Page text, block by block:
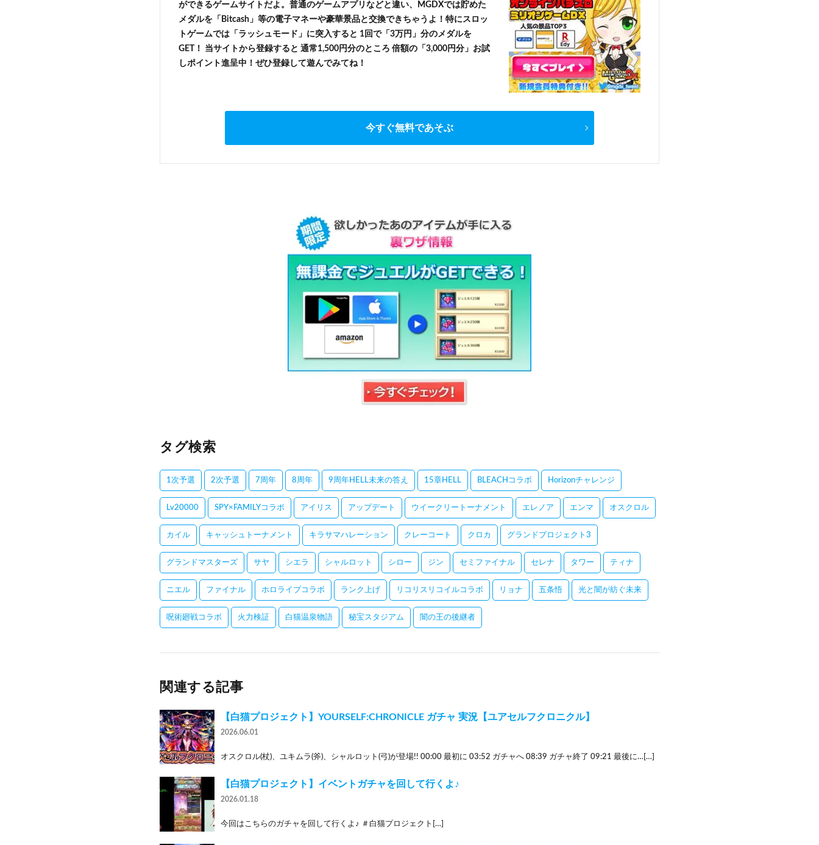
ができるゲームサイトだよ。普通のゲームアプリなどと違い、MGDXでは貯めた
メダルを「Bitcash」等の電子マネーや豪華景品と交換できちゃうよ！特にスロッ
トゲームでは「ラッシュモード」に突入すると 1回で「3万円」分のメダルを
GET！ 当サイトから登録すると 通常1,500円分のところ 倍額の「3,000円分」お試
しポイント進呈中！ぜひ登録して遊んでみてね！
今すぐ無料であそぶ
タグ検索
1次予選 2次予選 7周年 8周年 9周年HELL未来の答え 15章HELL BLEACHコラボ Horizonチャレンジ
Lv20000 SPY×FAMILYコラボ アイリス アップデート ウイークリートーナメント エレノア エンマ オスクロル
カイル キャッシュトーナメント キラサマハレーション クレーコート クロカ グランドプロジェクト3
グランドマスターズ サヤ シエラ シャルロット シロー ジン セミファイナル セレナ タワー ティナ
ニエル ファイナル ホロライブコラボ ランク上げ リコリスリコイルコラボ リョナ 五条悟 光と闇が紡ぐ未来
呪術廻戦コラボ 火力検証 白猫温泉物語 秘宝スタジアム 闇の王の後継者
関連する記事
【白猫プロジェクト】YOURSELF:CHRONICLE ガチャ 実況【ユアセルフクロニクル】
2026.06.01
オスクロル(杖)、ユキムラ(斧)、シャルロット(弓)が登場!! 00:00 最初に 03:52 ガチャへ 08:39 ガチャ終了 09:21 最後に…[…]
【白猫プロジェクト】イベントガチャを回して行くよ♪
2026.01.18
今回はこちらのガチャを回して行くよ♪ ＃白猫プロジェクト[…]